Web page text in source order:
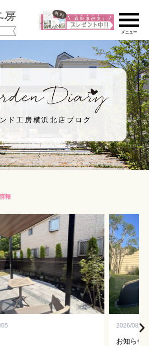
店舗のご案内
スタッフ紹介
お客様の声
スタッフブログ
ド工房横浜北店ブログ
報
05 2026/08/04
お知らせ